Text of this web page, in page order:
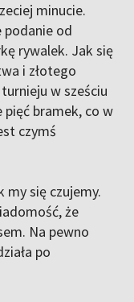
minucie.
podanie od
rywalek. Jak się
i złotego
w sześciu
pięć bramek, co w
czymś
my się czujemy.
że
Na pewno
po